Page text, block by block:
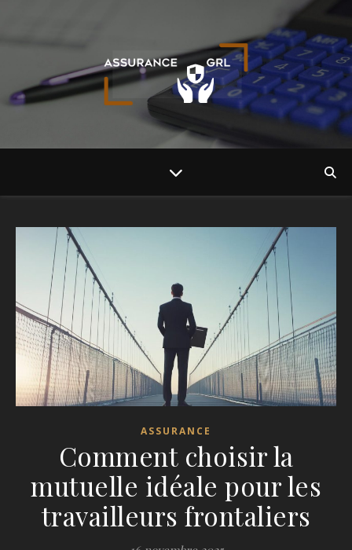
ASSURANCE
Comment choisir la
mutuelle idéale pour les
travailleurs frontaliers